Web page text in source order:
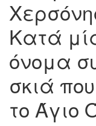
Κατά
όνομα
σκιά
το Άγιο